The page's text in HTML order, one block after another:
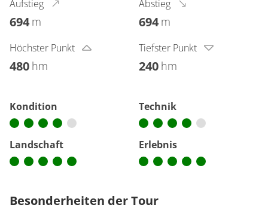
Aufstieg
694 m
Abstieg
694 m
Höchster Punkt
480 hm
Tiefster Punkt
240 hm
Kondition Technik
Landschaft Erlebnis
Besonderheiten der Tour